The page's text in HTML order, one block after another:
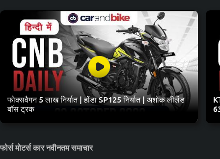
फोक्सवैगन 5 लाख निर्यात | होंडा SP125 निर्यात | अशोक लीलेंड
बॉस ट्रक
फोर्स मोटर्स कार नवीनतम समाचार